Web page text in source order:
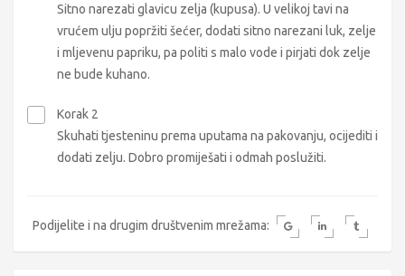
Sitno narezati glavicu zelja (kupusa). U velikoj tavi na
vrućem ulju popržiti šećer, dodati sitno narezani luk, zelje
i mljevenu papriku, pa politi s malo vode i pirjati dok zelje
ne bude kuhano.
Korak 2
Skuhati tjesteninu prema uputama na pakovanju, ocijediti i
dodati zelju. Dobro promiješati i odmah poslužiti.
Podijelite i na drugim društvenim mrežama: